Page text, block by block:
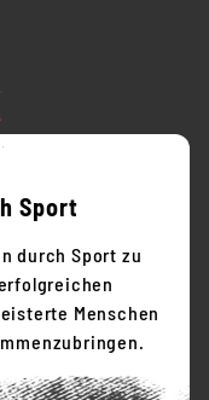
Sport
durch Sport zu
Menschen